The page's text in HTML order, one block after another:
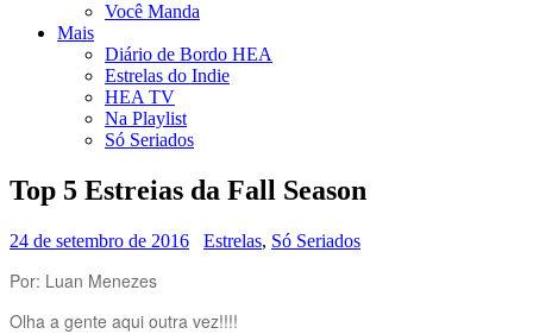
Você Manda
Mais
Diário de Bordo HEA
Estrelas do Indie
HEA TV
Na Playlist
Só Seriados
Top 5 Estreias da Fall Season
24 de setembro de 2016 Estrelas, Só Seriados
Por: Luan Menezes
Olha a gente aqui outra vez!!!!